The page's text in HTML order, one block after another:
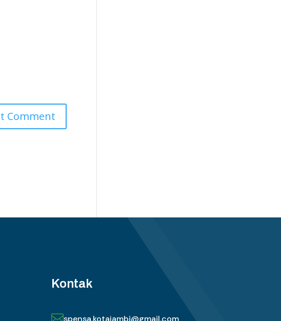
Kontak
spensa.kotajambi@gmail.com